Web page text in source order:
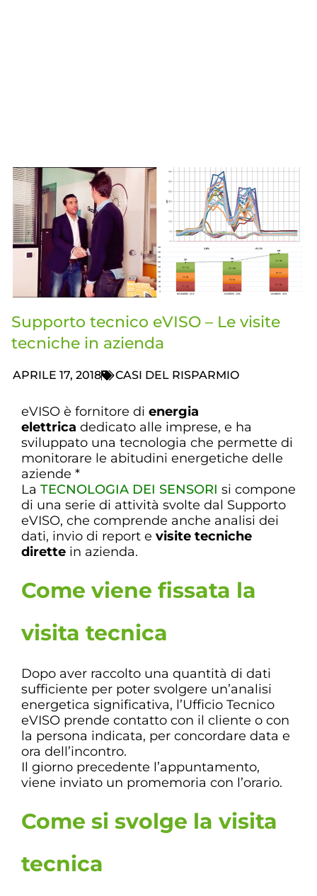
Supporto tecnico eVISO – Le visite
tecniche in azienda
APRILE 17, 2018 CASI DEL RISPARMIO
eVISO è fornitore di energia
elettrica dedicato alle imprese, e ha
sviluppato una tecnologia che permette di
monitorare le abitudini energetiche delle
aziende *
La TECNOLOGIA DEI SENSORI si compone
di una serie di attività svolte dal Supporto
eVISO, che comprende anche analisi dei
dati, invio di report e visite tecniche
dirette in azienda.
Come viene fissata la
visita tecnica
Dopo aver raccolto una quantità di dati
sufficiente per poter svolgere un’analisi
energetica significativa, l’Ufficio Tecnico
eVISO prende contatto con il cliente o con
la persona indicata, per concordare data e
ora dell’incontro.
Il giorno precedente l’appuntamento,
viene inviato un promemoria con l’orario.
Come si svolge la visita
tecnica